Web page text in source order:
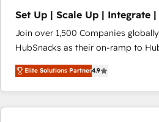
Set Up | Scale Up | Integrate
FlexPlan
Join over 1,500 Companies
HubSnacks as their on-ramp to
Simple pay-as-you-go plans that
1️⃣ Set Up | Onboarding New or
HubSpot portals 2️⃣ Scale Up | 100% HubSpot Task
Execution... Global 24/7 ... All Experts 3️⃣
Elite Solutions Partner4.9